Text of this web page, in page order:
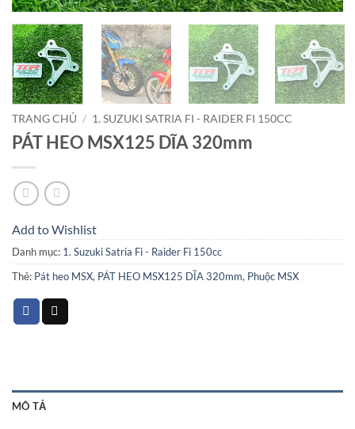
TRANG CHỦ / 1. SUZUKI SATRIA FI - RAIDER FI 150CC
PÁT HEO MSX125 DĨA 320mm
Add to Wishlist
Danh mục: 1. Suzuki Satria Fi - Raider Fi 150cc
Thẻ: Pát heo MSX, PÁT HEO MSX125 DĨA 320mm, Phuộc MSX
MÔ TẢ